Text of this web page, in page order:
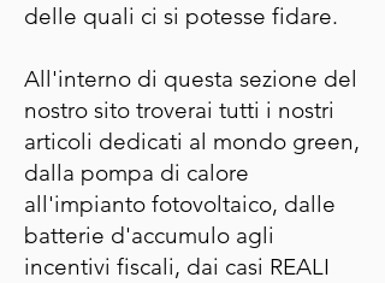
delle quali ci si potesse fidare.
All'interno di questa sezione del
nostro sito troverai tutti i nostri
articoli dedicati al mondo green,
dalla pompa di calore
all'impianto fotovoltaico, dalle
batterie d'accumulo agli
incentivi fiscali, dai casi REALI